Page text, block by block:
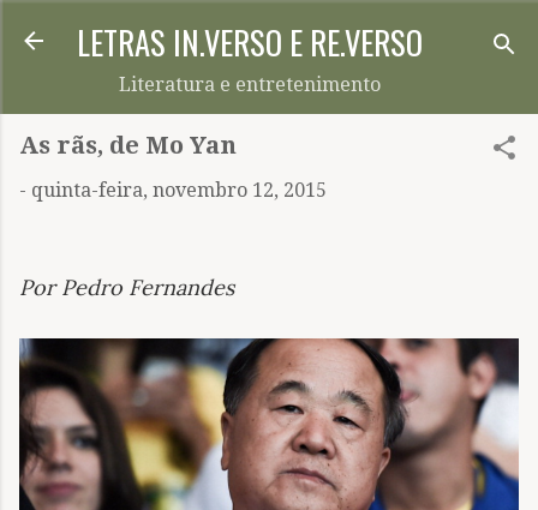
Pular para o conteúdo principal
LETRAS IN.VERSO E RE.VERSO
Literatura e entretenimento
As rãs, de Mo Yan
- quinta-feira, novembro 12, 2015
Por Pedro Fernandes